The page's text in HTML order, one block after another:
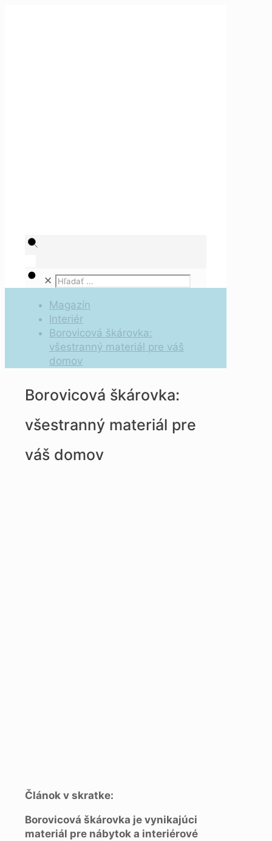
✕
Magazín
Interiér
Borovicová škárovka:
všestranný materiál pre váš
domov
Borovicová škárovka:
všestranný materiál pre
váš domov
Článok v skratke:
Borovicová škárovka je vynikajúci
materiál pre nábytok a interiérové